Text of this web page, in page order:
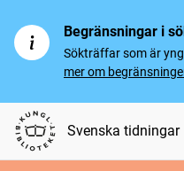
Begränsningar i
Sökträffar som är
mer om
Svenska tidningar